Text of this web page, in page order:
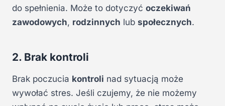
do spełnienia. Może to dotyczyć oczekiwań
zawodowych, rodzinnych lub społecznych.
2. Brak kontroli
Brak poczucia kontroli nad sytuacją może
wywołać stres. Jeśli czujemy, że nie możemy